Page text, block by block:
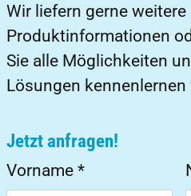
Wir liefern gerne weitere
Produktinformationen
Sie alle Möglichkeiten
Lösungen kennenlernen
Jetzt anfragen!
Vorname *